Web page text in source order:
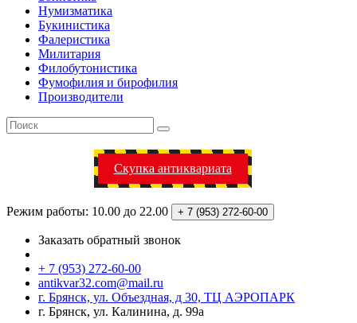
Нумизматика
Букинистика
Фалеристика
Милитария
Филобутонистика
Фумофилия и бирофилия
Производители
Скупка антиквариата
Режим работы: 10.00 до 22.00 + 7 (953) 272-60-00
Заказать обратный звонок
+ 7 (953) 272-60-00
antikvar32.com@mail.ru
г. Брянск, ул. Объездная, д 30, ТЦ АЭРОПАРК
г. Брянск, ул. Калинина, д. 99а